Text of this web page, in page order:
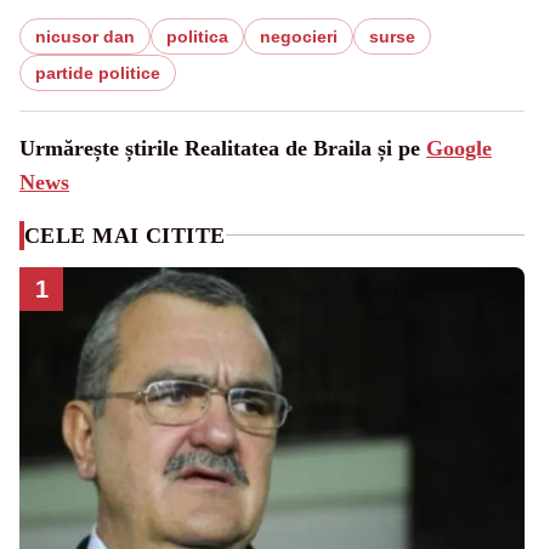
nicusor dan politica negocieri
surse
partide politice
Urmărește știrile Realitatea de Braila și pe Google
News
CELE MAI CITITE
1